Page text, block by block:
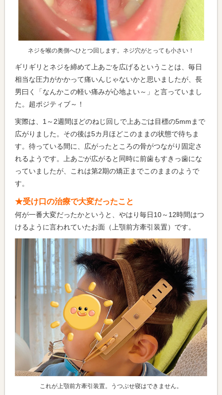
ネジを喉の奥側へひとつ回します。ネジ穴がとっても小さい！
ギリギリとネジを締めて上あごを広げるということは、毎日
相当な圧力がかかって痛いんじゃないかと思いましたが、長
男曰く「なんかこの軽い痛みが心地よい～」と言っていまし
た。超ポジティブ～！
実際は、1～2週間ほどのねじ回しで上あごは目標の5mmまで
広がりました。その後は5カ月ほどこのままの状態で待ちま
す。待っている間に、広がったところの骨がつながり固定さ
れるようです。上あごが広がると同時に前歯もすきっ歯にな
っていましたが、これは第2期の矯正までこのままのようで
す。
★受け口の治療で大変だったこと
何が一番大変だったかというと、やはり毎日10～12時間はつ
けるように言われていたお面（上顎前方牽引装置）です。
これが上顎前方牽引装置。うつぶせ寝はできません。